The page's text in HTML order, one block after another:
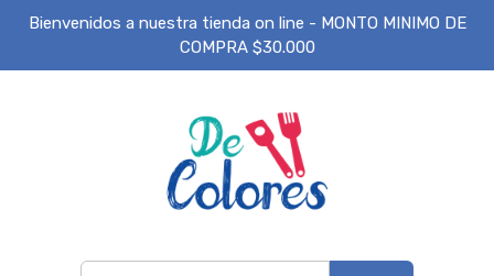
Bienvenidos a nuestra tienda on line - MONTO MINIMO DE
COMPRA $30.000